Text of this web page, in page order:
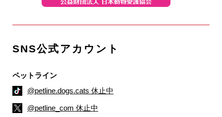
SNS公式アカウント
ペットライン
@petline.dogs.cats 休止中
@petline_com 休止中